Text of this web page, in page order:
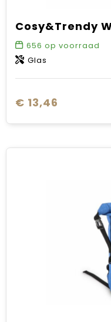
Cosy&Trendy
656 op voorraad
Glas
€ 13,46